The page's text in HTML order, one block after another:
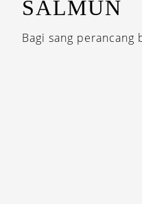
SALMUN
Bagi sang perancang